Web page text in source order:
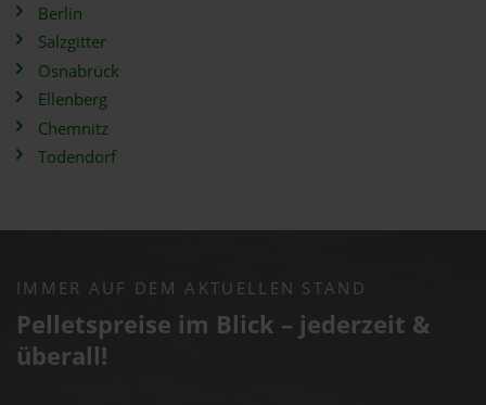
Berlin
Salzgitter
Osnabrück
Ellenberg
Chemnitz
Todendorf
IMMER AUF DEM AKTUELLEN STAND
Pelletspreise im Blick – jederzeit &
überall!